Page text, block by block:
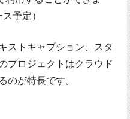
予定）
ストキャプション、スタ
プロジェクトはクラウド
のが特長です。